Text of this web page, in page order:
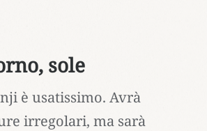
sole
è usatissimo. Avrà
irregolari, ma sarà